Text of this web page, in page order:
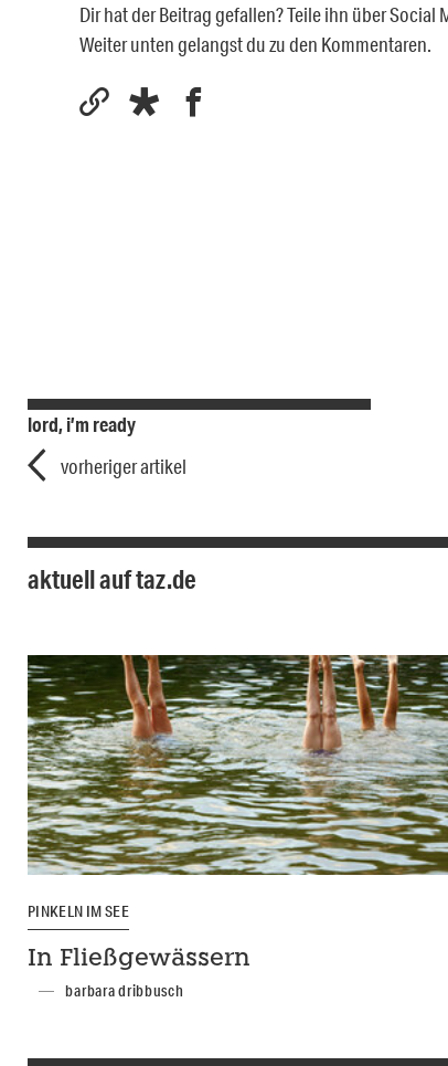
Dir hat der Beitrag gefallen? Teile ihn über Social
Weiter unten gelangst du zu den Kommentaren.
lord, i’m ready
vorheriger artikel
aktuell auf taz.de
PINKELN IM SEE
In Fließgewässern
barbara dribbusch